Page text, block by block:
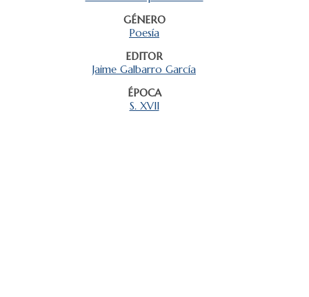
GÉNERO
Poesía
EDITOR
Jaime Galbarro García
ÉPOCA
S. XVII